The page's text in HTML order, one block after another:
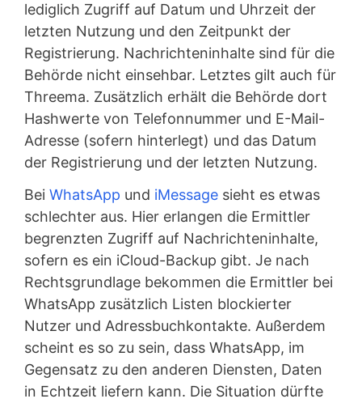
lediglich Zugriff auf Datum und Uhrzeit der
letzten Nutzung und den Zeitpunkt der
Registrierung. Nachrichteninhalte sind für die
Behörde nicht einsehbar. Letztes gilt auch für
Threema. Zusätzlich erhält die Behörde dort
Hashwerte von Telefonnummer und E-Mail-
Adresse (sofern hinterlegt) und das Datum
der Registrierung und der letzten Nutzung.
Bei WhatsApp und iMessage sieht es etwas
schlechter aus. Hier erlangen die Ermittler
begrenzten Zugriff auf Nachrichteninhalte,
sofern es ein iCloud-Backup gibt. Je nach
Rechtsgrundlage bekommen die Ermittler bei
WhatsApp zusätzlich Listen blockierter
Nutzer und Adressbuchkontakte. Außerdem
scheint es so zu sein, dass WhatsApp, im
Gegensatz zu den anderen Diensten, Daten
in Echtzeit liefern kann. Die Situation dürfte